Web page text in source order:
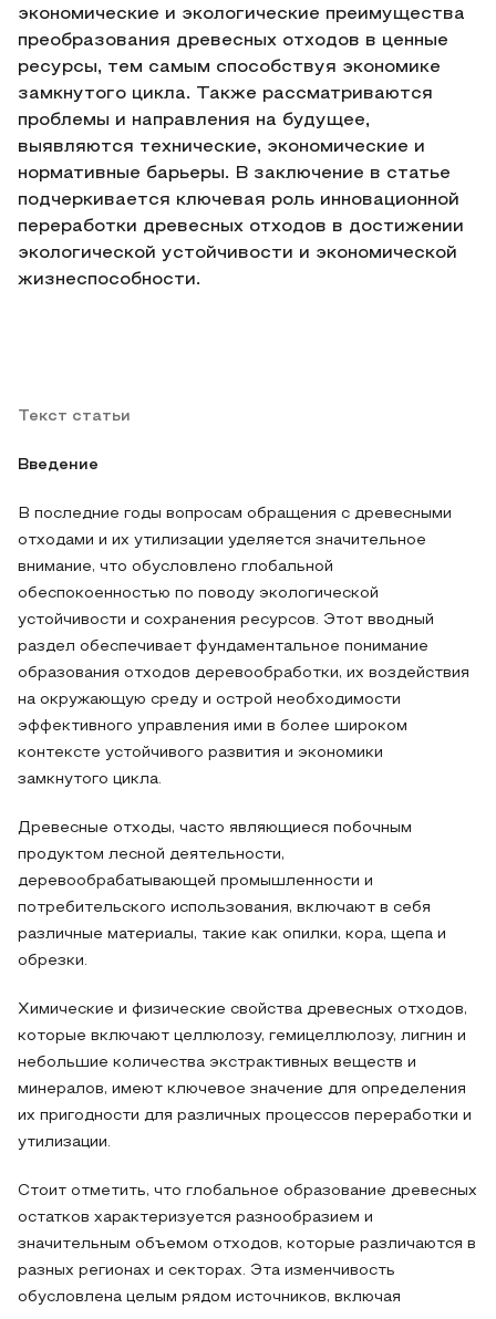
экономические и экологические преимущества
преобразования древесных отходов в ценные
ресурсы, тем самым способствуя экономике
замкнутого цикла. Также рассматриваются
проблемы и направления на будущее,
выявляются технические, экономические и
нормативные барьеры. В заключение в статье
подчеркивается ключевая роль инновационной
переработки древесных отходов в достижении
экологической устойчивости и экономической
жизнеспособности.
Текст статьи
Введение
В последние годы вопросам обращения с древесными
отходами и их утилизации уделяется значительное
внимание, что обусловлено глобальной
обеспокоенностью по поводу экологической
устойчивости и сохранения ресурсов. Этот вводный
раздел обеспечивает фундаментальное понимание
образования отходов деревообработки, их воздействия
на окружающую среду и острой необходимости
эффективного управления ими в более широком
контексте устойчивого развития и экономики
замкнутого цикла.
Древесные отходы, часто являющиеся побочным
продуктом лесной деятельности,
деревообрабатывающей промышленности и
потребительского использования, включают в себя
различные материалы, такие как опилки, кора, щепа и
обрезки.
Химические и физические свойства древесных отходов,
которые включают целлюлозу, гемицеллюлозу, лигнин и
небольшие количества экстрактивных веществ и
минералов, имеют ключевое значение для определения
их пригодности для различных процессов переработки и
утилизации.
Стоит отметить, что глобальное образование древесных
остатков характеризуется разнообразием и
значительным объемом отходов, которые различаются в
разных регионах и секторах. Эта изменчивость
обусловлена целым рядом источников, включая